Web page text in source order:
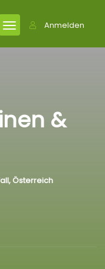
Anmelden
&
Österreich